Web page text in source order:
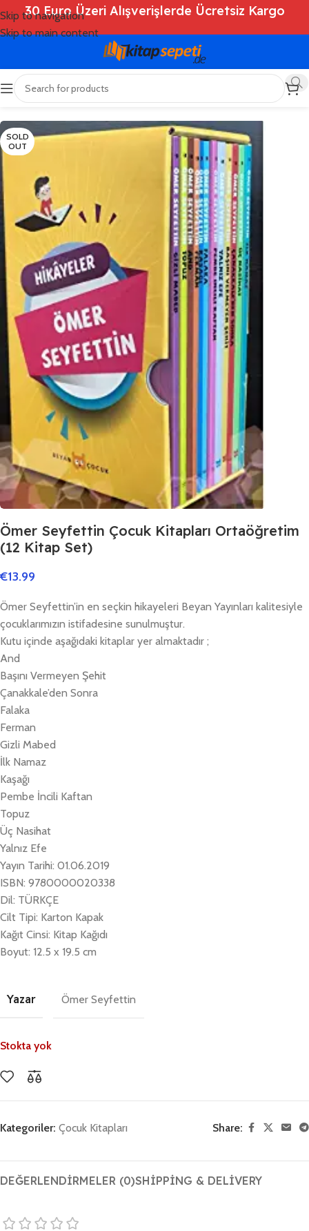
Skip to navigation
Skip to main content
30 Euro Üzeri Alışverişlerde Ücretsiz Kargo
Ana Sayfa Shop
SOLD
OUT
Ömer Seyfettin Çocuk Kitapları Ortaöğretim
(12 Kitap Set)
€13.99
Ömer Seyfettin’in en seçkin hikayeleri Beyan Yayınları kalitesiyle
çocuklarımızın istifadesine sunulmuştur.
Kutu içinde aşağıdaki kitaplar yer almaktadır ;
And
Başını Vermeyen Şehit
Çanakkale’den Sonra
Falaka
Ferman
Gizli Mabed
İlk Namaz
Kaşağı
Pembe İncili Kaftan
Topuz
Üç Nasihat
Yalnız Efe
Yayın Tarihi: 01.06.2019
ISBN: 9780000020338
Dil: TÜRKÇE
Cilt Tipi: Karton Kapak
Kağıt Cinsi: Kitap Kağıdı
Boyut: 12.5 x 19.5 cm
Yazar Ömer Seyfettin
Stokta yok
Kategoriler: Çocuk Kitapları Share:
DEĞERLENDIRMELER (0)SHIPPING & DELIVERY